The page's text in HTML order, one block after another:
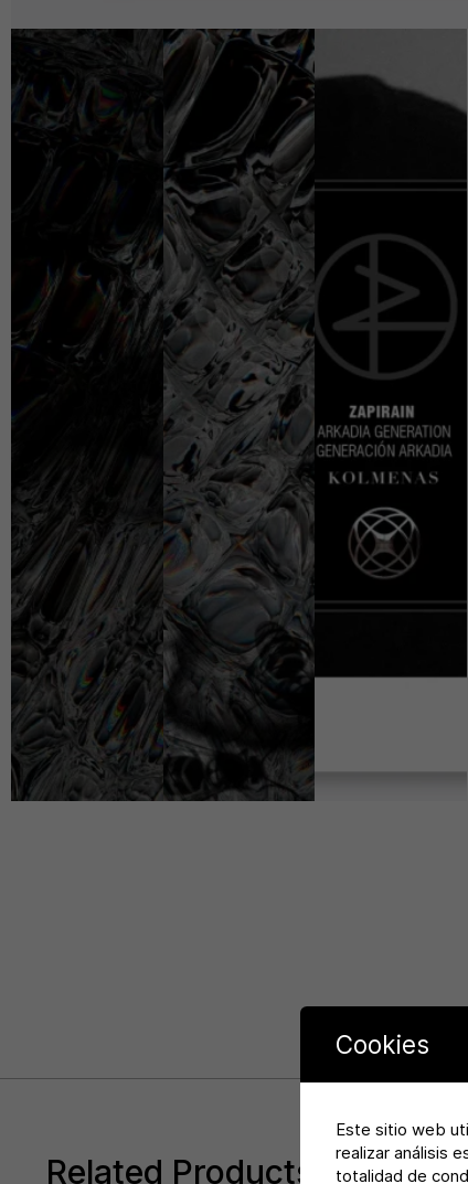
Related Products
Cookies
Este sitio web
realizar análisis
totalidad de